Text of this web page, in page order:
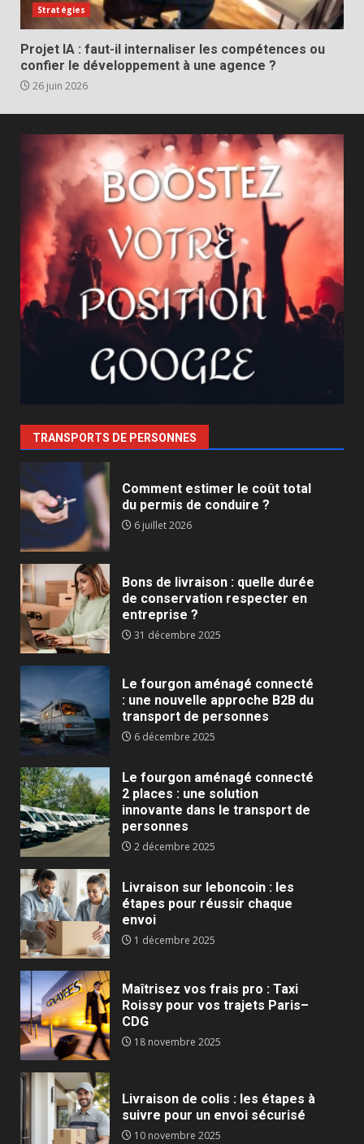
Stratégies
Projet IA : faut-il internaliser les compétences ou
confier le développement à une agence ?
26 juin 2026
TRANSPORTS DE PERSONNES
Comment estimer le coût total
du permis de conduire ?
6 juillet 2026
Bons de livraison : quelle durée
de conservation respecter en
entreprise ?
31 décembre 2025
Le fourgon aménagé connecté
: une nouvelle approche B2B du
transport de personnes
6 décembre 2025
Le fourgon aménagé connecté
2 places : une solution
innovante dans le transport de
personnes
2 décembre 2025
Livraison sur leboncoin : les
étapes pour réussir chaque
envoi
1 décembre 2025
Maîtrisez vos frais pro : Taxi
Roissy pour vos trajets Paris–
CDG
18 novembre 2025
Livraison de colis : les étapes à
suivre pour un envoi sécurisé
10 novembre 2025